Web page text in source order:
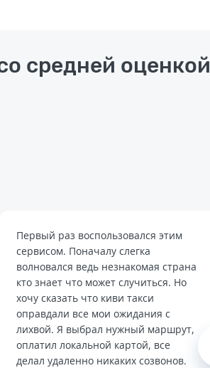
средней оценкой
Первый раз воспользовался этим
сервисом. Поначалу слегка
волновался ведь незнакомая страна
кто знает что может случиться. Но
хочу сказать что киви такси
оправдали все мои ожидания с
лихвой. Я выбрал нужный маршрут,
оплатил локальной картой, все
делал удаленно никаких созвонов.